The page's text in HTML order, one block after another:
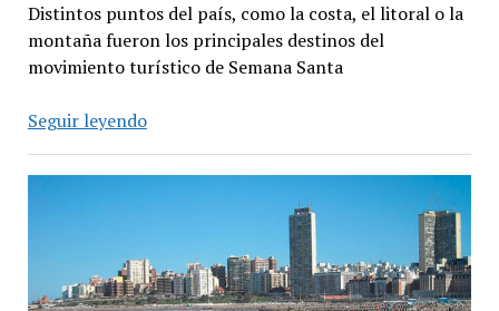
Distintos puntos del país, como la costa, el litoral o la
montaña fueron los principales destinos del
movimiento turístico de Semana Santa
Seguir leyendoSemana
tuvo
de
turistas